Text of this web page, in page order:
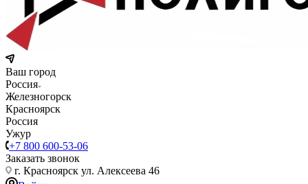
Ваш город
Россия
Железногорск
Красноярск
Россия
Ужур
+7 800 600-53-06
Заказать звонок
г. Красноярск ул. Алексеева 46